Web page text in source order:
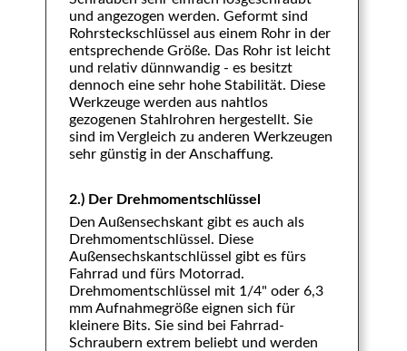
und angezogen werden. Geformt sind
Rohrsteckschlüssel aus einem Rohr in der
entsprechende Größe. Das Rohr ist leicht
und relativ dünnwandig - es besitzt
dennoch eine sehr hohe Stabilität. Diese
Werkzeuge werden aus nahtlos
gezogenen Stahlrohren hergestellt. Sie
sind im Vergleich zu anderen Werkzeugen
sehr günstig in der Anschaffung.
2.) Der Drehmomentschlüssel
Den Außensechskant gibt es auch als
Drehmomentschlüssel. Diese
Außensechskantschlüssel gibt es fürs
Fahrrad und fürs Motorrad.
Drehmomentschlüssel mit 1/4" oder 6,3
mm Aufnahmegröße eignen sich für
kleinere Bits. Sie sind bei Fahrrad-
Schraubern extrem beliebt und werden